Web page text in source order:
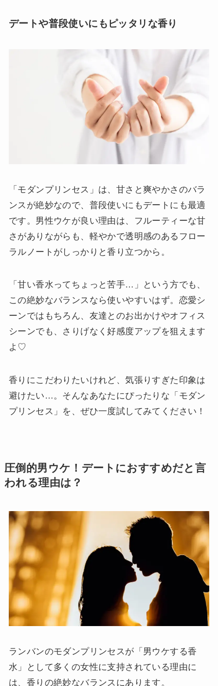
デートや普段使いにもピッタリな香り
「モダンプリンセス」は、甘さと爽やかさのバラ
ンスが絶妙なので、普段使いにもデートにも最適
です。男性ウケが良い理由は、フルーティーな甘
さがありながらも、軽やかで透明感のあるフロー
ラルノートがしっかりと香り立つから。
「甘い香水ってちょっと苦手…」という方でも、
この絶妙なバランスなら使いやすいはず。恋愛シ
ーンではもちろん、友達とのお出かけやオフィス
シーンでも、さりげなく好感度アップを狙えます
よ♡
香りにこだわりたいけれど、気張りすぎた印象は
避けたい…。そんなあなたにぴったりな「モダン
プリンセス」を、ぜひ一度試してみてください！
圧倒的男ウケ！デートにおすすめだと言
われる理由は？
ランバンのモダンプリンセスが「男ウケする香
水」として多くの女性に支持されている理由に
は、香りの絶妙なバランスにあります。